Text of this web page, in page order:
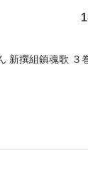
新撰組鎮魂歌 ３